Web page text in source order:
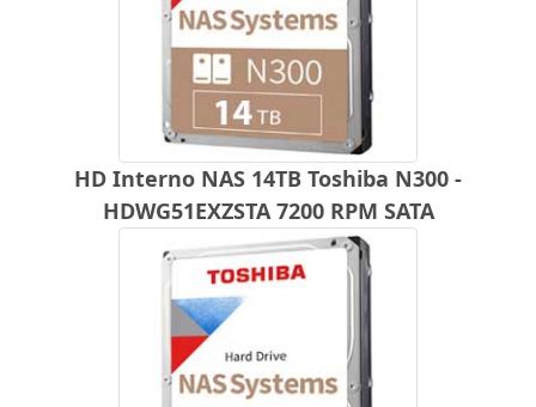
HD Interno NAS 14TB Toshiba N300 -
HDWG51EXZSTA 7200 RPM SATA